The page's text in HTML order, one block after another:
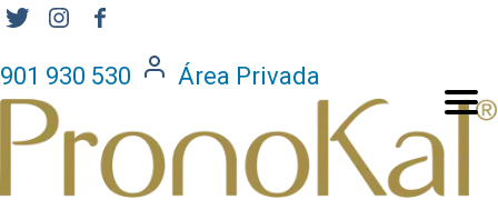
901 930 530 Área Privada